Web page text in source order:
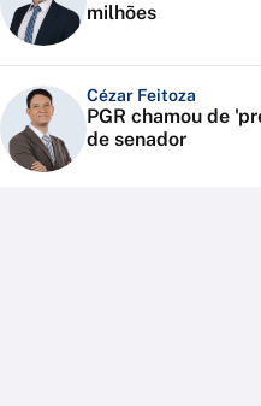
milhões
Cézar Feitoza
PGR chamou de
de senador